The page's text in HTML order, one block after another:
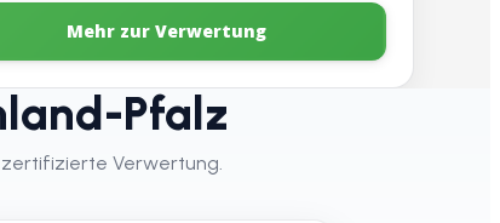
Mehr zur Verwertung
Pfalz
zertifizierte Verwertung.